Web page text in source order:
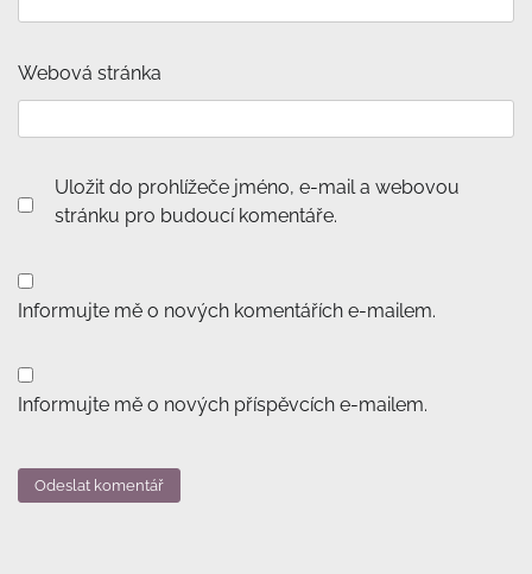
Webová stránka
Uložit do prohlížeče jméno, e-mail a webovou
stránku pro budoucí komentáře.
Informujte mě o nových komentářích e-mailem.
Informujte mě o nových příspěvcích e-mailem.